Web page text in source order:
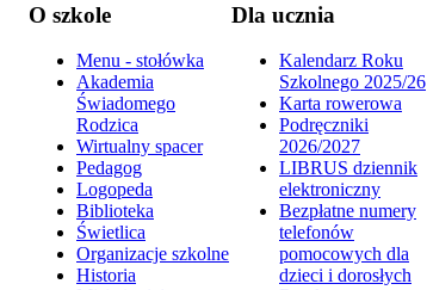
O szkole
Menu - stołówka
Akademia
Świadomego
Rodzica
Wirtualny spacer
Pedagog
Logopeda
Biblioteka
Świetlica
Organizacje szkolne
Historia
Dla ucznia
Kalendarz Roku
Szkolnego 2025/26
Karta rowerowa
Podręczniki
2026/2027
LIBRUS dziennik
elektroniczny
Bezpłatne numery
telefonów
pomocowych dla
dzieci i dorosłych